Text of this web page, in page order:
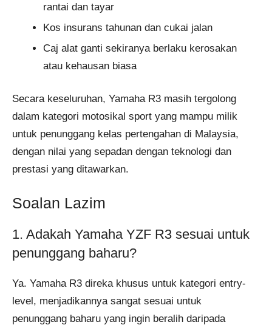
rantai dan tayar
Kos insurans tahunan dan cukai jalan
Caj alat ganti sekiranya berlaku kerosakan
atau kehausan biasa
Secara keseluruhan, Yamaha R3 masih tergolong
dalam kategori motosikal sport yang mampu milik
untuk penunggang kelas pertengahan di Malaysia,
dengan nilai yang sepadan dengan teknologi dan
prestasi yang ditawarkan.
Soalan Lazim
1. Adakah Yamaha YZF R3 sesuai untuk
penunggang baharu?
Ya. Yamaha R3 direka khusus untuk kategori entry-
level, menjadikannya sangat sesuai untuk
penunggang baharu yang ingin beralih daripada